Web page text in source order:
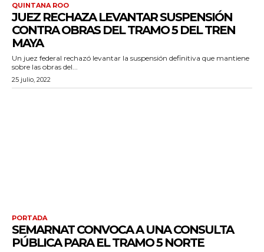
QUINTANA ROO
JUEZ RECHAZA LEVANTAR SUSPENSIÓN
CONTRA OBRAS DEL TRAMO 5 DEL TREN
MAYA
Un juez federal rechazó levantar la suspensión definitiva que mantiene
sobre las obras del...
25 julio, 2022
PORTADA
SEMARNAT CONVOCA A UNA CONSULTA
PÚBLICA PARA EL TRAMO 5 NORTE